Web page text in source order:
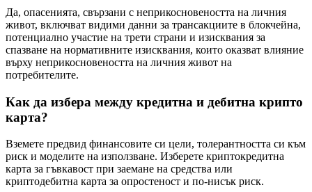
Да, опасенията, свързани с неприкосновеността на личния
живот, включват видими данни за трансакциите в блокчейна,
потенциално участие на трети страни и изисквания за
спазване на нормативните изисквания, които оказват влияние
върху неприкосновеността на личния живот на
потребителите.
Как да избера между кредитна и дебитна крипто
карта?
Вземете предвид финансовите си цели, толерантността си към
риск и моделите на използване. Изберете криптокредитна
карта за гъвкавост при заемане на средства или
криптодебитна карта за опростеност и по-нисък риск.